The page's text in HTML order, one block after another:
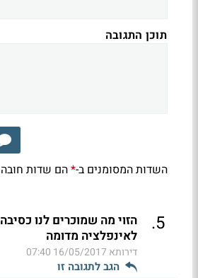
תוכן התגובה
השדות המסומנים ב-*הם שדות חובה
5
.
הזוי מה שמוכרים לנו כסיבה
לאינפלציה מדומה
דירותא 16/05/2017 07:40
הגב לתגובה זו